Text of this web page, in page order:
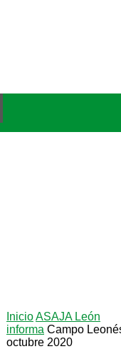
InicioASAJA León
informa Campo
octubre 2020